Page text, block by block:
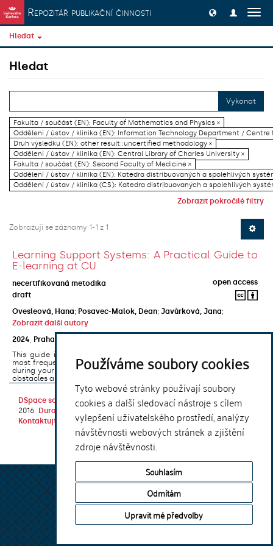
Používáme soubory cookies
Tyto webové stránky používají soubory
cookies a další sledovací nástroje s cílem
vylepšení uživatelského prostředí, analýzy
návštěvnosti webových stránek a zjištění
zdroje návštěvnosti.
Souhlasím
Odmítám
Upravit mé předvolby
Přeskočit na obsah
Repozitář publikační činnosti
Hledat
Hledat
Vykonat
Fakulta / součást (EN): Faculty of Mathematics and Physics ×
Oddělení / ústav / klinika (EN): Information Technology Department / Centre
Druh výsledku (EN): other result::uncertified methodology ×
Oddělení / ústav / klinika (EN): Central Library of Charles University ×
Fakulta / součást (EN): Second Faculty of Medicine ×
Oddělení / ústav / klinika (EN): Katedra distribuovaných a spolehlivých
Oddělení / ústav / klinika (CS): Katedra distribuovaných a spolehlivých
Zobrazit pokročilé filtry
Zobrazují se záznamy 1-1 z 1
Learning Support Systems: A Practical Guide to
E-learning at CU
necertifikovaná metodika
open access
draft
Ovesleová, Hana; Posavec-Malok, Dean; Javůrková, Jana;
Zobrazit další autory
2024
Praha
This guide introduces the e-learning support tools that are used
most frequently at Charles University and that you may encounter
during your studies. It will also help you to avoid the most common
obstacles associated ...
DSpace softwarecopyright © 2002-
2016
DuraSpace
Kontaktujte nás |Vyjádření názoru
Theme by